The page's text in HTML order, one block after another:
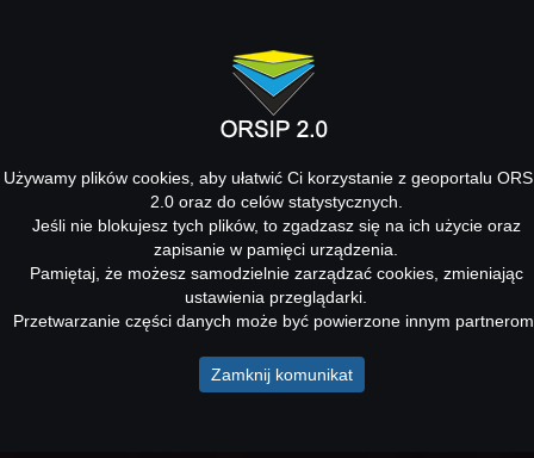
Używamy plików cookies, aby ułatwić Ci korzystanie z geoportalu
2.0 oraz do celów statystycznych.
Jeśli nie blokujesz tych plików, to zgadzasz się na ich użycie oraz
zapisanie w pamięci urządzenia.
Pamiętaj, że możesz samodzielnie zarządzać cookies, zmieniając
ustawienia przeglądarki.
Przetwarzanie części danych może być powierzone innym
Zamknij komunikat